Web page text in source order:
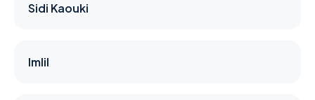
Sidi Kaouki
Imlil